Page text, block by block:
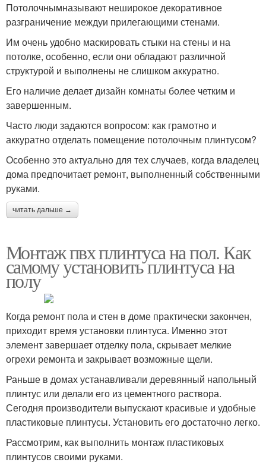
Потолочнымназывают неширокое декоративное
разграничение междуи прилегающими стенами.
Им очень удобно маскировать стыки на стены и на
потолке, особенно, если они обладают различной
структурой и выполнены не слишком аккуратно.
Его наличие делает дизайн комнаты более четким и
завершенным.
Часто люди задаются вопросом: как грамотно и
аккуратно отделать помещение потолочным плинтусом?
Особенно это актуально для тех случаев, когда владелец
дома предпочитает ремонт, выполненный собственными
руками.
читать дальше →
Монтаж пвх плинтуса на пол. Как
самому установить плинтуса на
полу
Когда ремонт пола и стен в доме практически закончен,
приходит время установки плинтуса. Именно этот
элемент завершает отделку пола, скрывает мелкие
огрехи ремонта и закрывает возможные щели.
Раньше в домах устанавливали деревянный напольный
плинтус или делали его из цементного раствора.
Сегодня производители выпускают красивые и удобные
пластиковые плинтусы. Установить его достаточно легко.
Рассмотрим, как выполнить монтаж пластиковых
плинтусов своими руками.